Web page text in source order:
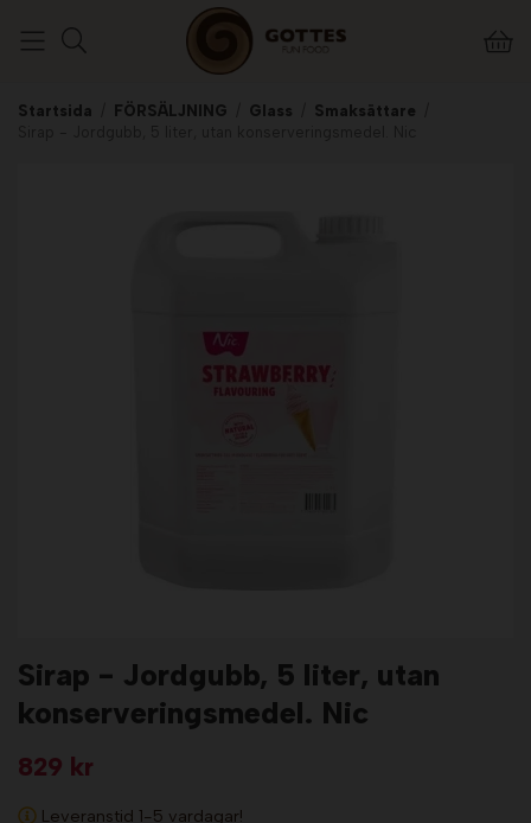
Startsida FÖRSÄLJNING Glass Smaksättare
Sirap - Jordgubb, 5 liter, utan
konserveringsmedel. Nic
829 kr
Leveranstid 1-5 vardagar!